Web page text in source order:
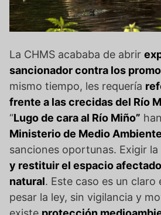
La CHMS acababa de abrir
sancionador contra los
mismo tiempo, les requería
frente a las crecidas del Río
“Lugo de cara al Río Miño”
Ministerio de Medio Ambiente
sanciones oportunas. Exigir la
y restituir el espacio
natural. Este caso es un claro
pesar la ley, sin vigilancia y